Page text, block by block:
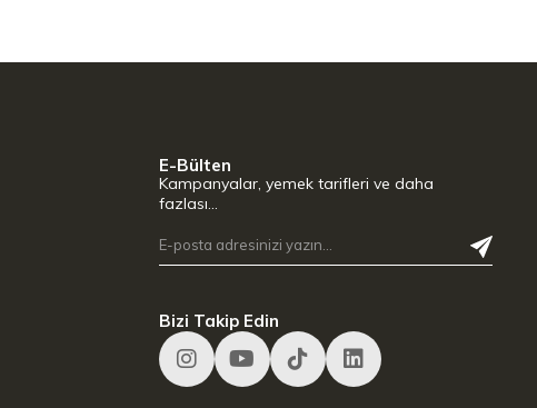
E-Bülten
Kampanyalar, yemek tarifleri ve daha
fazlası…
Bizi Takip Edin